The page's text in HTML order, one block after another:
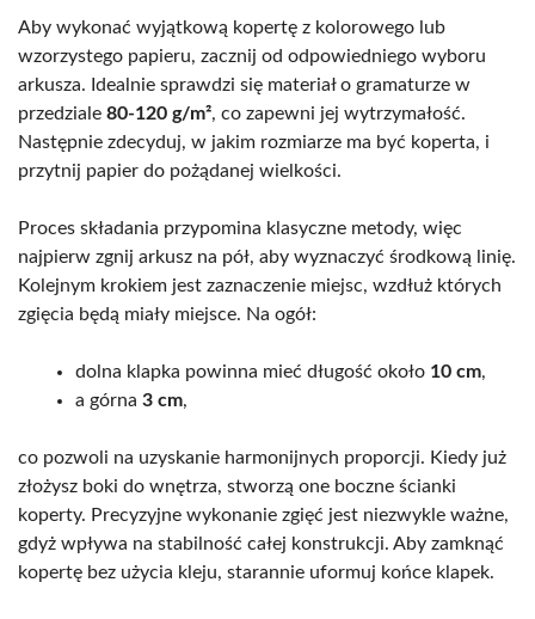
Aby wykonać wyjątkową kopertę z kolorowego lub
wzorzystego papieru, zacznij od odpowiedniego wyboru
arkusza. Idealnie sprawdzi się materiał o gramaturze w
przedziale 80-120 g/m², co zapewni jej wytrzymałość.
Następnie zdecyduj, w jakim rozmiarze ma być koperta, i
przytnij papier do pożądanej wielkości.
Proces składania przypomina klasyczne metody, więc
najpierw zgnij arkusz na pół, aby wyznaczyć środkową linię.
Kolejnym krokiem jest zaznaczenie miejsc, wzdłuż których
zgięcia będą miały miejsce. Na ogół:
dolna klapka powinna mieć długość około 10 cm,
a górna 3 cm,
co pozwoli na uzyskanie harmonijnych proporcji. Kiedy już
złożysz boki do wnętrza, stworzą one boczne ścianki
koperty. Precyzyjne wykonanie zgięć jest niezwykle ważne,
gdyż wpływa na stabilność całej konstrukcji. Aby zamknąć
kopertę bez użycia kleju, starannie uformuj końce klapek.